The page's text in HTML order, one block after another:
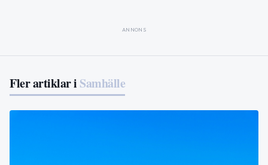
ANNONS
Fler artiklar i Samhälle